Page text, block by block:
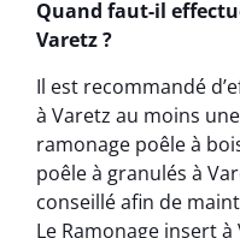
Quand faut-il
Varetz ?
Il est recommandé
à Varetz au moins
ramonage poêle à
poêle à granulés à
conseillé afin de
Le Ramonage insert